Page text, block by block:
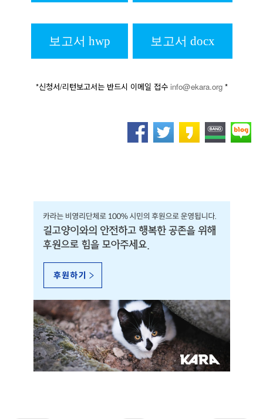
보고서 hwp 보고서 docx
*신청서/리턴보고서는 반드시 이메일 접수 info@ekara.org *